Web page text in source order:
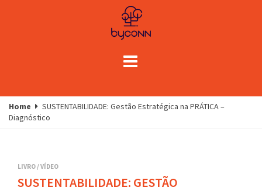
Home
SUSTENTABILIDADE: Gestão Estratégica na PRÁTICA –
Diagnóstico
LIVRO/VÍDEO
SUSTENTABILIDADE: GESTÃO